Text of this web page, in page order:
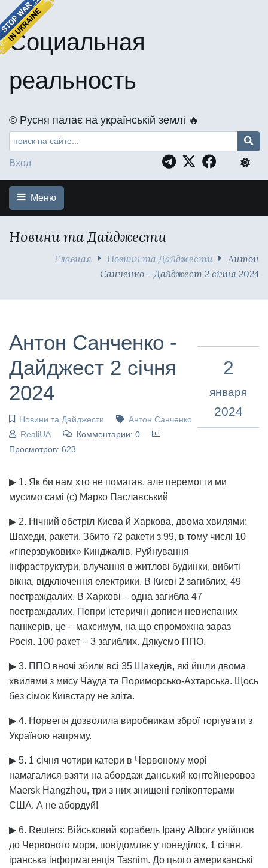
Социальная
реальность
©️ Русня палає на українській землі 🔥
Вход
Меню
Новини та Дайджести
Главная Новини та Дайджести
Антон
Санченко - Дайджест 2 січня 2024
Антон Санченко -
Дайджест 2 січня
2024
Новини та Дайджести
Антон Санченко
RealiUA
Комментарии: 0
Просмотров: 623
2
января
2024
▶ 1. Як би нам хто не помагав, але перемогти ми
мусимо самі (с) Марко Паславський
▶ 2. Нічний обстріл Києва й Харкова, двома хвилями:
Шахеди, ракети. Збито 72 ракети з 99, в тому числі 10
«гіперзвукових» Кинджалів. Руйнування
інфраструктури, влучання в житлові будинки, вибиті
вікна, відключення електрики. В Києві 2 загиблих, 49
постраждалих. В Харкові – одна загибла 47
постраждалих. Попри істеричні дописи невиспаних
панікерів, це – максимум, на що спроможна зараз
Росія. 100 ракет – 3 загиблих. Дякуємо ППО.
▶ 3. ППО вночі збили всі 35 Шахедів, які йшли двома
хвилями з мису Чауда та Пориморсько-Ахтарська. Щось
без сімок Київстару не зліта.
▶ 4. Норвегія дозволила виробникам зброї торгувати з
Україною напряму.
▶ 5. 1 січня чотири катери в Червоному морі
намагалися взяти на абордаж данський контейнеровоз
Maersk Hangzhou, три з них знищені гелікоптерами
США. А не абордуй!
▶ 6. Reuters: Військовий корабель Ірану Alborz увійшов
до Червоного моря, повідомляє у понеділок, 1 січня,
іранська інформагенція Tasnim. До цього американські